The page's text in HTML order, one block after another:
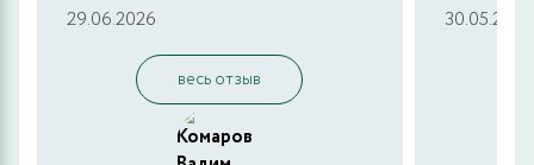
29.06.2026
весь отзыв
30.05.2026